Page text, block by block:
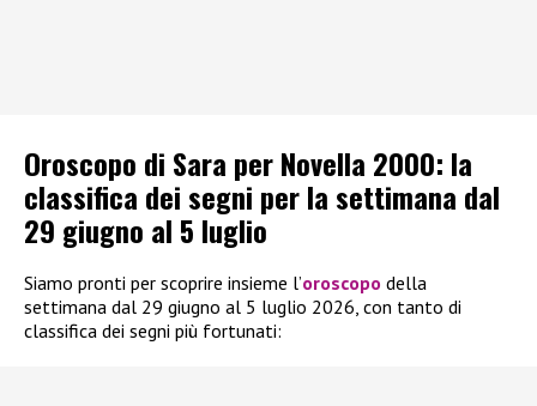
Oroscopo di Sara per Novella 2000: la
classifica dei segni per la settimana dal
29 giugno al 5 luglio
Siamo pronti per scoprire insieme l’oroscopo della
settimana dal 29 giugno al 5 luglio 2026, con tanto di
classifica dei segni più fortunati: